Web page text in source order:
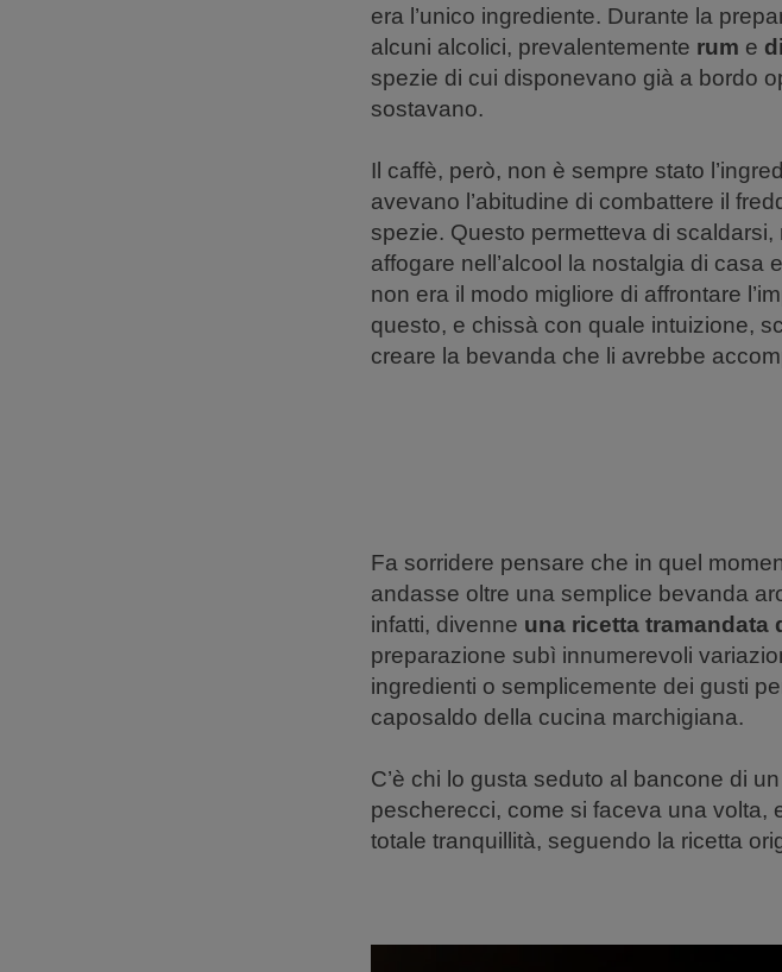
era l’unico ingrediente. Durante la
alcuni alcolici, prevalentemente rum e
spezie di cui disponevano già a bordo
sostavano.
Il caffè, però, non è sempre stato
avevano l’abitudine di combattere il
spezie. Questo permetteva di
affogare nell’alcool la nostalgia di casa
non era il modo migliore di affrontare
questo, e chissà con quale intuizione,
creare la bevanda che li avrebbe
Fa sorridere pensare che in quel
andasse oltre una semplice bevanda
infatti, divenne una ricetta tramandata
preparazione subì innumerevoli
ingredienti o semplicemente dei gusti
caposaldo della cucina marchigiana.
C’è chi lo gusta seduto al bancone di
pescherecci, come si faceva una volta,
totale tranquillità, seguendo la ricetta